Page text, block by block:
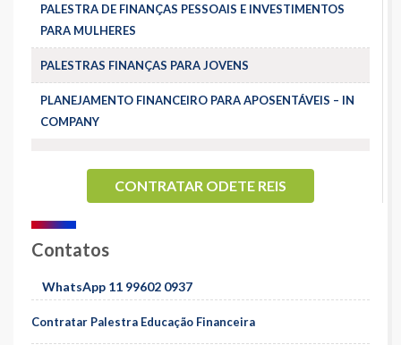
PALESTRA DE FINANÇAS PESSOAIS E INVESTIMENTOS
PARA MULHERES
PALESTRAS FINANÇAS PARA JOVENS
PLANEJAMENTO FINANCEIRO PARA APOSENTÁVEIS – IN
COMPANY
CONTRATAR ODETE REIS
Contatos
WhatsApp 11 99602 0937
Contratar Palestra Educação Financeira